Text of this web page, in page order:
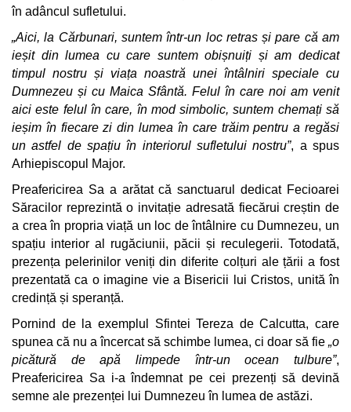
în adâncul sufletului.
„Aici, la Cărbunari, suntem într-un loc retras și pare că am
ieșit din lumea cu care suntem obișnuiți și am dedicat
timpul nostru și viața noastră unei întâlniri speciale cu
Dumnezeu și cu Maica Sfântă. Felul în care noi am venit
aici este felul în care, în mod simbolic, suntem chemați să
ieșim în fiecare zi din lumea în care trăim pentru a regăsi
un astfel de spațiu în interiorul sufletului nostru”, a spus
Arhiepiscopul Major.
Preafericirea Sa a arătat că sanctuarul dedicat Fecioarei
Săracilor reprezintă o invitație adresată fiecărui creștin de
a crea în propria viață un loc de întâlnire cu Dumnezeu, un
spațiu interior al rugăciunii, păcii și reculegerii. Totodată,
prezența pelerinilor veniți din diferite colțuri ale țării a fost
prezentată ca o imagine vie a Bisericii lui Cristos, unită în
credință și speranță.
Pornind de la exemplul Sfintei Tereza de Calcutta, care
spunea că nu a încercat să schimbe lumea, ci doar să fie „o
picătură de apă limpede într-un ocean tulbure”,
Preafericirea Sa i-a îndemnat pe cei prezenți să devină
semne ale prezenței lui Dumnezeu în lumea de astăzi.